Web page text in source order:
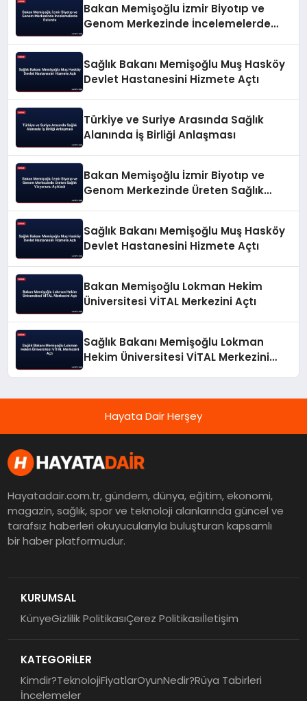
Bakan Memişoğlu İzmir Biyotıp ve
Genom Merkezinde İncelemelerde
Sağlık Bakanı Memişoğlu Muş Hasköy
Devlet Hastanesini Hizmete Açtı
Türkiye ve Suriye Arasında Sağlık
Alanında İş Birliği Anlaşması
Bakan Memişoğlu İzmir Biyotıp ve
Genom Merkezinde Üreten Sağlık
Sağlık Bakanı Memişoğlu Muş Hasköy
Devlet Hastanesini Hizmete Açtı
Bakan Memişoğlu Lokman Hekim
Üniversitesi VİTAL Merkezini Açtı
Sağlık Bakanı Memişoğlu Lokman
Hekim Üniversitesi VİTAL Merkezini
Hayata Dair Herşey
Hayatadair.com.tr, gündem, dünya, eğitim, ekonomi,
magazin, sağlık, spor ve teknoloji alanlarında güncel ve
tarafsız haberleri okuyucularıyla buluşturan kapsamlı
bir haber platformudur.
KURUMSAL
KünyeGizlilik PolitikasıÇerez Politikasıİletişim
KATEGORİLER
Kimdir?TeknolojiFiyatlarOyunNedir?Rüya Tabirleri
İncelemeler